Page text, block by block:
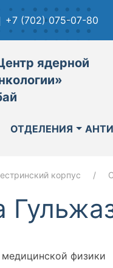
+7 (702) 075-07-80
ядерной
ОТДЕЛЕНИЯ
корпус
физики